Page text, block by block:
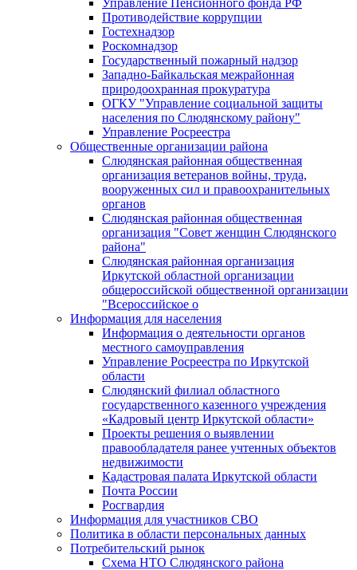
Управление Пенсионного фонда РФ
Противодействие коррупции
Гостехнадзор
Роскомнадзор
Государственный пожарный надзор
Западно-Байкальская межрайонная
природоохранная прокуратура
ОГКУ "Управление социальной защиты
населения по Слюдянскому району"
Управление Росреестра
Общественные организации района
Слюдянская районная общественная
организация ветеранов войны, труда,
вооруженных сил и правоохранительных
органов
Слюдянская районная общественная
организация "Совет женщин Слюдянского
района"
Слюдянская районная организация
Иркутской областной организации
общероссийской общественной организации
"Всероссийское о
Информация для населения
Информация о деятельности органов
местного самоуправления
Управление Росреестра по Иркутской
области
Слюдянский филиал областного
государственного казенного учреждения
«Кадровый центр Иркутской области»
Проекты решения о выявлении
правообладателя ранее учтенных объектов
недвижимости
Кадастровая палата Иркутской области
Почта России
Росгвардия
Информация для участников СВО
Политика в области персональных данных
Потребительский рынок
Схема НТО Слюдянского района